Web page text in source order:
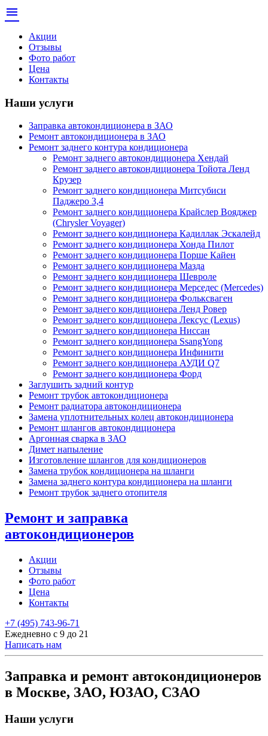
menu
Акции
Отзывы
Фото работ
Цена
Контакты
Наши услуги
Заправка автокондиционера в ЗАО
Ремонт автокондиционера в ЗАО
Ремонт заднего контура кондиционера
Ремонт заднего автокондиционера Хендай
Ремонт заднего автокондиционера Тойота Ленд
Крузер
Ремонт заднего кондиционера Митсубиси
Паджеро 3,4
Ремонт заднего кондиционера Крайслер Вояджер
(Chrysler Voyager)
Ремонт заднего кондиционера Кадиллак Эскалейд
Ремонт заднего кондиционера Хонда Пилот
Ремонт заднего кондиционера Порше Кайен
Ремонт заднего кондиционера Мазда
Ремонт заднего кондиционера Шевроле
Ремонт заднего кондиционера Мерседес (Mercedes)
Ремонт заднего кондиционера Фольксваген
Ремонт заднего кондиционера Ленд Ровер
Ремонт заднего кондиционера Лексус (Lexus)
Ремонт заднего кондиционера Ниссан
Ремонт заднего кондиционера SsangYong
Ремонт заднего кондиционера Инфинити
Ремонт заднего кондиционера АУДИ Q7
Ремонт заднего кондиционера Форд
Заглушить задний контур
Ремонт трубок автокондиционера
Ремонт радиатора автокондиционера
Замена уплотнительных колец автокондиционера
Ремонт шлангов автокондиционера
Аргонная сварка в ЗАО
Димет напыление
Изготовление шлангов для кондиционеров
Замена трубок кондиционера на шланги
Замена заднего контура кондиционера на шланги
Ремонт трубок заднего отопителя
Ремонт и заправка
автокондиционеров
Акции
Отзывы
Фото работ
Цена
Контакты
+7 (495) 743-96-71
Ежедневно с 9 до 21
Написать нам
Заправка и ремонт автокондиционеров
в Москве, ЗАО, ЮЗАО, СЗАО
Наши услуги